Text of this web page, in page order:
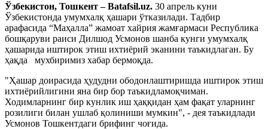
Ўзбекистон, Тошкент – Batafsil.uz. 30 апрель куни
Ўзбекистонда умумхалқ ҳашари ўтказилади. Тадбир
арафасида “Маҳалла” жамоат хайрия жамғармаси Республика
бошқаруви раиси Дилшод Усмонов шанба кунги умумхалқ
ҳашарида иштирок этиш ихтиёрий эканини таъкидлаган. Бу
ҳақда мухбиримиз хабар бермоқда.
"Ҳашар доирасида ҳудудни ободонлаштиришда иштирок этиш
ихтиёрийлигини яна бир бор таъкидламоқчиман.
Ходимларнинг бир кунлик иш ҳаққидан ҳам фақат уларнинг
розилиги билан ушлаб қолиниши мумкин", - дея таъкидлади
Усмонов Тошкентдаги брифинг чоғида.